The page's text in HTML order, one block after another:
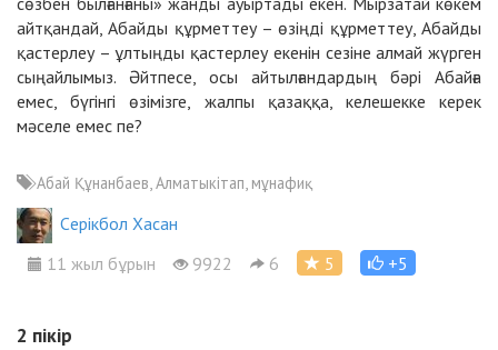
айтқандай, Абайды құрметтеу – өзіңді құрметтеу, Абайды
қастерлеу – ұлтыңды қастерлеу екенін сезіне алмай жүрген
сыңайлымыз. Әйтпесе, осы айтылғандардың бәрі Абайға
емес, бүгінгі өзімізге, жалпы қазаққа, келешекке керек
мәселе емес пе?
Абай Құнанбаев, Алматыкітап, мұнафиқ
Cерікбол Хасан
11 жыл бұрын
9922 6 5 +5
2 пікір